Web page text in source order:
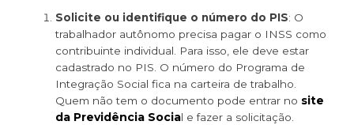
Solicite ou identifique o número do PIS: O
trabalhador autônomo precisa pagar o INSS como
contribuinte individual. Para isso, ele deve estar
cadastrado no PIS. O número do Programa de
Integração Social fica na carteira de trabalho.
Quem não tem o documento pode entrar no site
da Previdência Social e fazer a solicitação.